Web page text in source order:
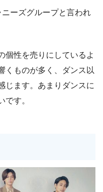
ーズグループと言われ
個性を売りにしているよ
くものが多く、ダンス以
じます。あまりダンスに
です。